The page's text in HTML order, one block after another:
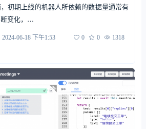
初期上线的机器人所依赖的数据量通常有
断变化，…
2024-06-18 下午1:53 0 0
1318